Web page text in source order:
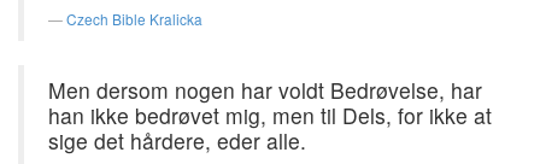
Czech Bible Kralicka
Men dersom nogen har voldt Bedrøvelse, har
han ikke bedrøvet mig, men til Dels, for ikke at
sige det hårdere, eder alle.